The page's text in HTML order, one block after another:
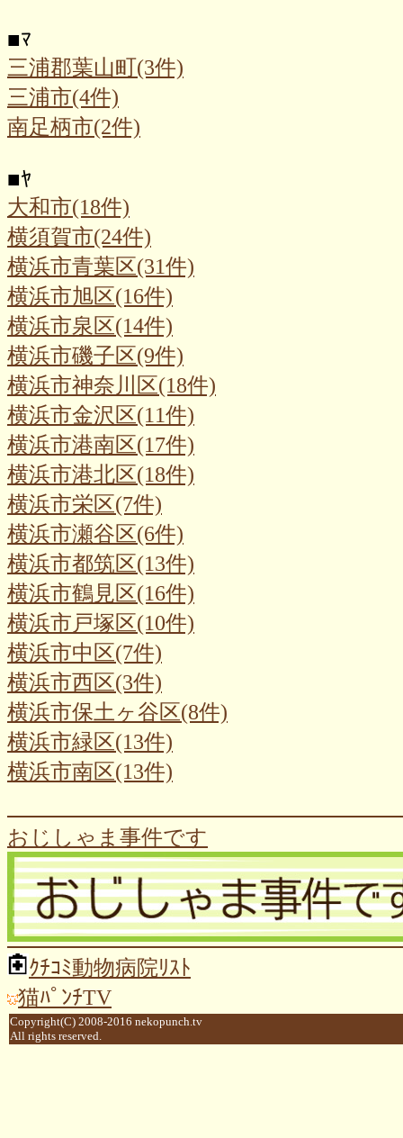
■ﾏ
三浦郡葉山町(3件)
三浦市(4件)
南足柄市(2件)
■ﾔ
大和市(18件)
横須賀市(24件)
横浜市青葉区(31件)
横浜市旭区(16件)
横浜市泉区(14件)
横浜市磯子区(9件)
横浜市神奈川区(18件)
横浜市金沢区(11件)
横浜市港南区(17件)
横浜市港北区(18件)
横浜市栄区(7件)
横浜市瀬谷区(6件)
横浜市都筑区(13件)
横浜市鶴見区(16件)
横浜市戸塚区(10件)
横浜市中区(7件)
横浜市西区(3件)
横浜市保土ヶ谷区(8件)
横浜市緑区(13件)
横浜市南区(13件)
おじしゃま事件です
ｸﾁｺﾐ動物病院ﾘｽﾄ
猫ﾊﾟﾝﾁTV
Copyright(C) 2008-2016 nekopunch.tv
All rights reserved.